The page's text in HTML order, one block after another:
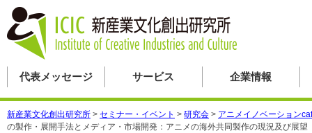
代表メッセージ サービス 企業情報
新産業文化創出研究所 > セミナー・イベント > 研究会 > アニメイノベーション
の製作・展開手法とメディア・市場開発：アニメの海外共同製作の現況及び展望